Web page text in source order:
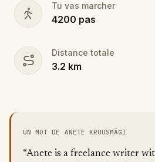
Tu vas marcher
4200 pas
Distance totale
3.2 km
UN MOT DE ANETE KRUUSMÄGI
“Anete is a freelance writer